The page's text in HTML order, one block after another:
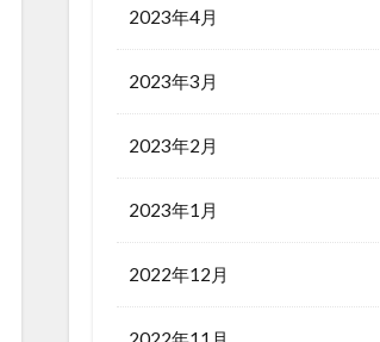
2023年4月
2023年3月
2023年2月
2023年1月
2022年12月